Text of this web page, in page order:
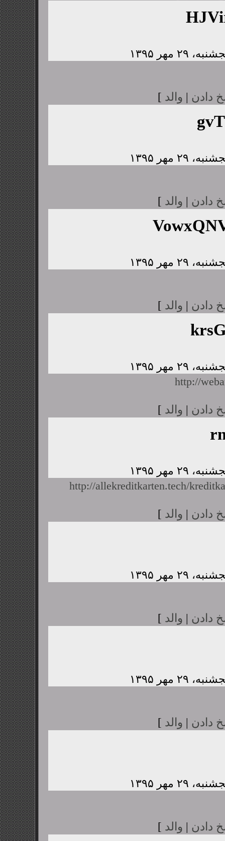
دادن | والد ]
دادن | والد ]
دادن | والد ]
http://
دادن | والد ]
http://allekreditkarten.tech/
دادن | والد ]
دادن | والد ]
دادن | والد ]
دادن | والد ]